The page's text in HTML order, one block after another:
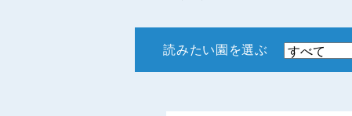
読みたい園を選ぶ